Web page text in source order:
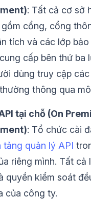
: Tất cả cơ sở
cổng, cổng
tích và các lớp
cấp bên thứ ba
dùng truy cập
thông qua
tại chỗ (On
: Tổ chức cài
tảng quản lý API
riêng mình. Tất cả
quyền kiểm soát
của công ty.